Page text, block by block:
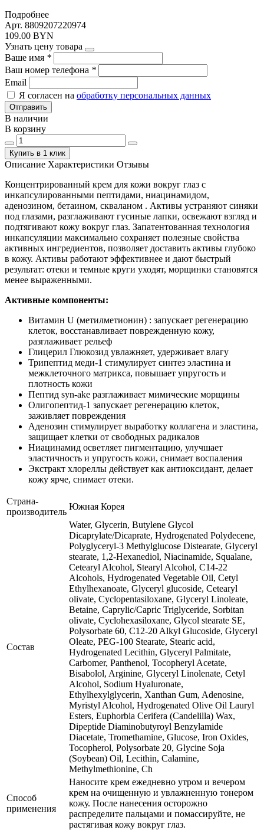
Подробнее
Арт. 8809207220974
109.00 BYN
Узнать цену товара
Ваше имя *
Ваш номер телефона *
Email
Я согласен на обработку персональных данных
Отправить
В наличии
В корзину
Купить в 1 клик
Описание Характеристики Отзывы
Концентрированный крем для кожи вокруг глаз с
инкапсулированными пептидами, ниацинамидом,
аденозином, бетаином, скваланом . Активы устраняют синяки
под глазами, разглаживают гусиные лапки, освежают взгляд и
подтягивают кожу вокруг глаз. Запатентованная технология
инкапсуляции максимально сохраняет полезные свойства
активных ингредиентов, позволяет доставить активы глубоко
в кожу. Активы работают эффективнее и дают быстрый
результат: отеки и темные круги уходят, морщинки становятся
менее выраженными.
Активные компоненты:
Витамин U (метилметионин) : запускает регенерацию
клеток, восстанавливает поврежденную кожу,
разглаживает рельеф
Глицерил Глюкозид увлажняет, удерживает влагу
Трипептид меди-1 стимулирует синтез эластина и
межклеточного матрикса, повышает упругость и
плотность кожи
Пептид syn-ake разглаживает мимические морщины
Олигопептид-1 запускает регенерацию клеток,
заживляет повреждения
Аденозин стимулирует выработку коллагена и эластина,
защищает клетки от свободных радикалов
Ниацинамид осветляет пигментацию, улучшает
эластичность и упругость кожи, снимает воспаления
Экстракт хлореллы действует как антиоксидант, делает
кожу ярче, снимает отеки.
Страна-
производитель
Южная Корея
Состав
Water, Glycerin, Butylene Glycol
Dicaprylate/Dicaprate, Hydrogenated Polydecene,
Polyglyceryl-3 Methylglucose Distearate, Glyceryl
stearate, 1,2-Hexanediol, Niacinamide, Squalane,
Cetearyl Alcohol, Stearyl Alcohol, C14-22
Alcohols, Hydrogenated Vegetable Oil, Cetyl
Ethylhexanoate, Glyceryl glucoside, Cetearyl
olivate, Cyclopentasiloxane, Glyceryl Linoleate,
Betaine, Caprylic/Capric Triglyceride, Sorbitan
olivate, Cyclohexasiloxane, Glycol stearate SE,
Polysorbate 60, C12-20 Alkyl Glucoside, Glyceryl
Oleate, PEG-100 Stearate, Stearic acid,
Hydrogenated Lecithin, Glyceryl Palmitate,
Carbomer, Panthenol, Tocopheryl Acetate,
Bisabolol, Arginine, Glyceryl Linolenate, Cetyl
Alcohol, Sodium Hyaluronate,
Ethylhexylglycerin, Xanthan Gum, Adenosine,
Myristyl Alcohol, Hydrogenated Olive Oil Lauryl
Esters, Euphorbia Cerifera (Candelilla) Wax,
Dipeptide Diaminobutyroyl Benzylamide
Diacetate, Tromethamine, Glucose, Iron Oxides,
Tocopherol, Polysorbate 20, Glycine Soja
(Soybean) Oil, Lecithin, Calamine,
Methylmethionine, Ch
Способ
применения
Наносите крем ежедневно утром и вечером
крем на очищенную и увлажненную тонером
кожу. После нанесения осторожно
распределите пальцами и помассируйте, не
растягивая кожу вокруг глаз.